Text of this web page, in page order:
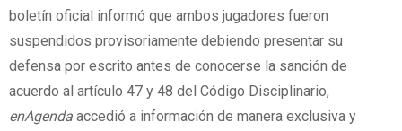
boletín oficial informó que ambos jugadores fueron
suspendidos provisoriamente debiendo presentar su
defensa por escrito antes de conocerse la sanción de
acuerdo al artículo 47 y 48 del Código Disciplinario,
enAgenda accedió a información de manera exclusiva y